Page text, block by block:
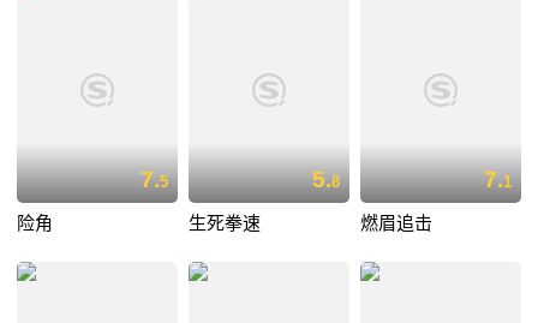
7.5
险角
5.8
生死拳速
7.1
燃眉追击